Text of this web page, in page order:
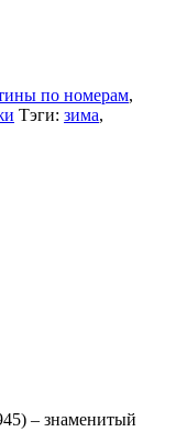
по номерам,
Тэги: зима,
– знаменитый